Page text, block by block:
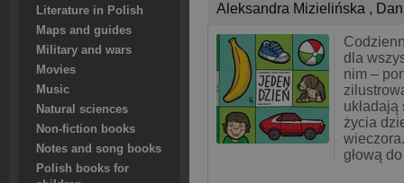
Literature in Polish
Maps and guides
Military and wars
Movies
Music
Natural sciences
Non-fiction books
Notes and song books
Polish books for
Aleksandra Mizielińska ,
dla
nim –
życia
głową do